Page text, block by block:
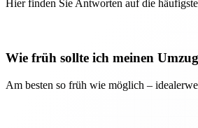
Hier finden Sie Antworten auf die
Wie früh sollte ich meinen
Am besten so früh wie möglich –